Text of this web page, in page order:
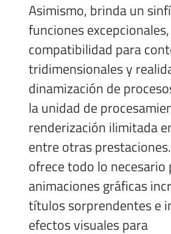
Asimismo, brinda un
funciones excepcionales,
compatibilidad para
tridimensionales y
dinamización de
la unidad de
renderización ilimitada
entre otras
ofrece todo lo necesario
animaciones gráficas
títulos sorprendentes e
efectos visuales para